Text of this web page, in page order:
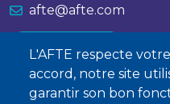
L'AFTE respecte
accord, notre site
garantir son bon
afte@afte.com
À propos